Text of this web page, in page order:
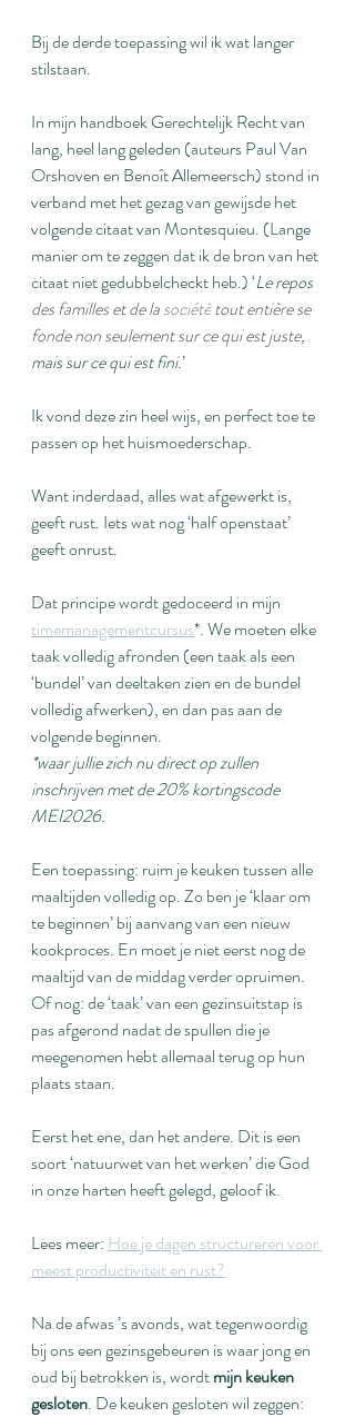
Bij de derde toepassing wil ik wat langer
stilstaan.
In mijn handboek Gerechtelijk Recht van
lang, heel lang geleden (auteurs Paul Van
Orshoven en Benoît Allemeersch) stond in
verband met het gezag van gewijsde het
volgende citaat van Montesquieu. (Lange
manier om te zeggen dat ik de bron van het
citaat niet gedubbelcheckt heb.) ‘Le repos
des familles et de la société tout entière se
fonde non seulement sur ce qui est juste,
mais sur ce qui est fini.’
Ik vond deze zin heel wijs, en perfect toe te
passen op het huismoederschap.
Want inderdaad, alles wat afgewerkt is,
geeft rust. Iets wat nog ‘half openstaat’
geeft onrust.
Dat principe wordt gedoceerd in mijn
timemanagementcursus*. We moeten elke
taak volledig afronden (een taak als een
‘bundel’ van deeltaken zien en de bundel
volledig afwerken), en dan pas aan de
volgende beginnen.
*waar jullie zich nu direct op zullen
inschrijven met de 20% kortingscode
MEI2026.
Een toepassing: ruim je keuken tussen alle
maaltijden volledig op. Zo ben je ‘klaar om
te beginnen’ bij aanvang van een nieuw
kookproces. En moet je niet eerst nog de
maaltijd van de middag verder opruimen.
Of nog: de ‘taak’ van een gezinsuitstap is
pas afgerond nadat de spullen die je
meegenomen hebt allemaal terug op hun
plaats staan.
Eerst het ene, dan het andere. Dit is een
soort ‘natuurwet van het werken’ die God
in onze harten heeft gelegd, geloof ik.
Lees meer: Hoe je dagen structureren voor
meest productiviteit en rust?
Na de afwas ’s avonds, wat tegenwoordig
bij ons een gezinsgebeuren is waar jong en
oud bij betrokken is, wordt mijn keuken
gesloten. De keuken gesloten wil zeggen: